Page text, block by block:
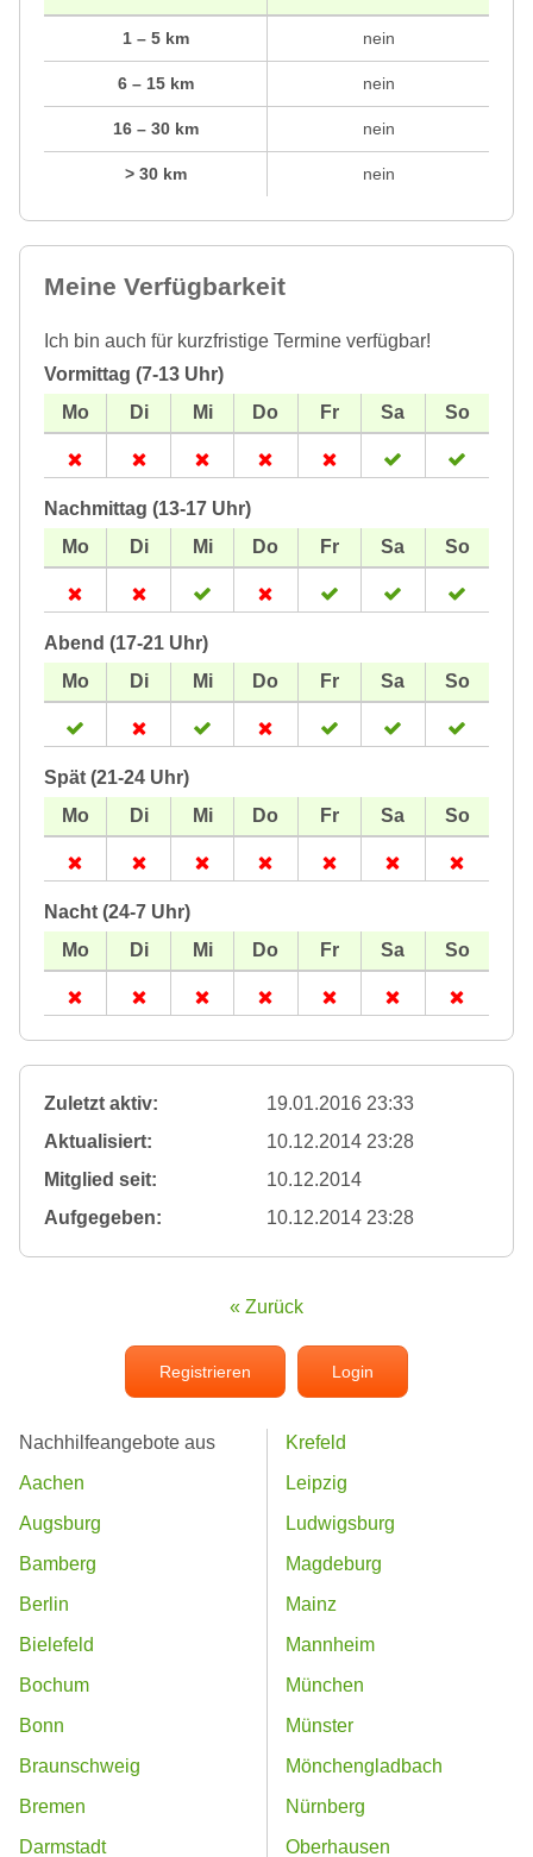
1 – 5 km
6 – 15 km
16 – 30 km
> 30 km
nein
nein
nein
nein
Meine Verfügbarkeit
Ich bin auch für kurzfristige Termine verfügbar!
Vormittag (7-13 Uhr)
Nachmittag (13-17 Uhr)
Abend (17-21 Uhr)
Spät (21-24 Uhr)
Nacht (24-7 Uhr)
Zuletzt aktiv:
19.01.2016 23:33
Aktualisiert:
10.12.2014 23:28
Mitglied seit:
10.12.2014
Aufgegeben:
10.12.2014 23:28
« Zurück
Registrieren Login
Nachhilfeangebote aus
Aachen
Augsburg
Bamberg
Berlin
Bielefeld
Bochum
Bonn
Braunschweig
Bremen
Darmstadt
Krefeld
Leipzig
Ludwigsburg
Magdeburg
Mainz
Mannheim
München
Münster
Mönchengladbach
Nürnberg
Oberhausen